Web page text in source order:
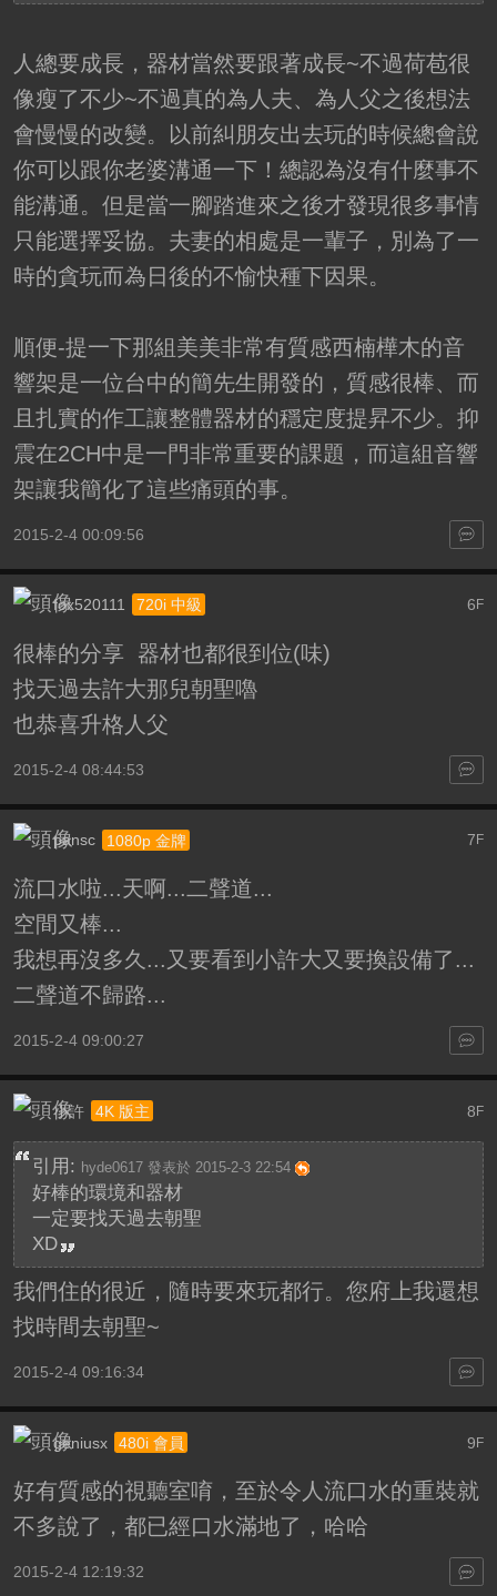
人總要成長，器材當然要跟著成長~不過荷苞很
像瘦了不少~不過真的為人夫、為人父之後想法
會慢慢的改變。以前糾朋友出去玩的時候總會說
你可以跟你老婆溝通一下！總認為沒有什麼事不
能溝通。但是當一腳踏進來之後才發現很多事情
只能選擇妥協。夫妻的相處是一輩子，別為了一
時的貪玩而為日後的不愉快種下因果。
順便-提一下那組美美非常有質感西楠樺木的音
響架是一位台中的簡先生開發的，質感很棒、而
且扎實的作工讓整體器材的穩定度提昇不少。抑
震在2CH中是一門非常重要的課題，而這組音響
架讓我簡化了這些痛頭的事。
2015-2-4 00:09:56
6 F
fox520111 720i 中級
很棒的分享 器材也都很到位(味)
找天過去許大那兒朝聖嚕
也恭喜升格人父
2015-2-4 08:44:53
7 F
pansc 1080p 金牌
流口水啦...天啊...二聲道...
空間又棒...
我想再沒多久...又要看到小許大又要換設備了...
二聲道不歸路...
2015-2-4 09:00:27
8F
小許 4K 版主
引用: hyde0617 發表於 2015-2-3 22:54
好棒的環境和器材
一定要找天過去朝聖
XD
我們住的很近，隨時要來玩都行。您府上我還想
找時間去朝聖~
2015-2-4 09:16:34
9F
geniusx 480i 會員
好有質感的視聽室唷，至於令人流口水的重裝就
不多說了，都已經口水滿地了，哈哈
2015-2-4 12:19:32